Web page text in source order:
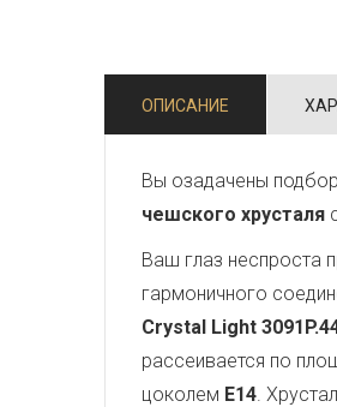
ОПИСАНИЕ
Вы озадачены
чешского хрусталя
Ваш глаз неспроста
гармоничного
Crystal Light
рассеивается по
цоколем E14.